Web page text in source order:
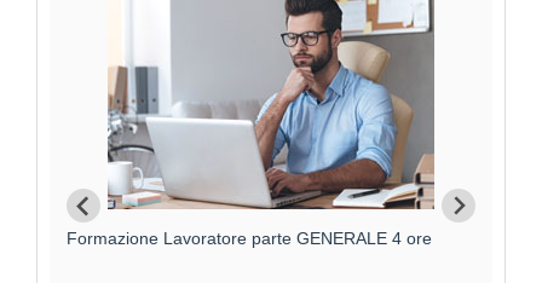
Formazione Lavoratori parte GENERALE +